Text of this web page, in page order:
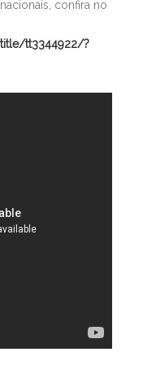
confira no
tt3344922/?